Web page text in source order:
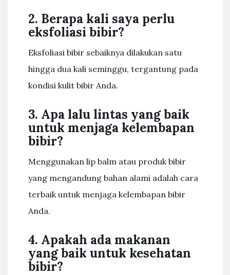
2. Berapa kali saya perlu
eksfoliasi bibir?
Eksfoliasi bibir sebaiknya dilakukan satu
hingga dua kali seminggu, tergantung pada
kondisi kulit bibir Anda.
3. Apa lalu lintas yang baik
untuk menjaga kelembapan
bibir?
Menggunakan lip balm atau produk bibir
yang mengandung bahan alami adalah cara
terbaik untuk menjaga kelembapan bibir
Anda.
4. Apakah ada makanan
yang baik untuk kesehatan
bibir?